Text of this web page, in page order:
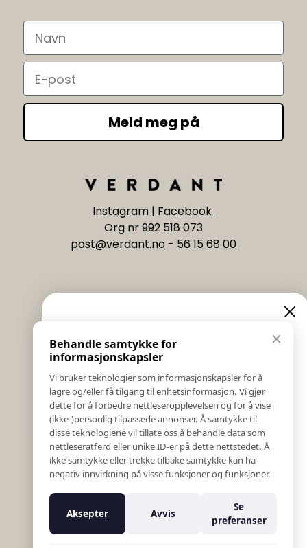
Navn
Email
Meld meg på
Instagram | Facebook
Org nr 992 518 073
post@verdant.no - 56 15 68 00
Informasjon
Salgs & Leveringsbetingelser
Registrer reklamasjon eller retur
Kontakt Oss
Bildebank
Følg Oss
Prislister
Etiske Retningslinjer
Åpenhetsloven
Varsling om kritikkverdige forhold
✕
Behandle samtykke for
informasjonskapsler
Vi bruker teknologier som informasjonskapsler for å
lagre og/eller få tilgang til enhetsinformasjon. Vi gjør
dette for å forbedre nettleseropplevelsen og for å vise
(ikke-)personlig tilpassede annonser. Å samtykke til
disse teknologiene vil tillate oss å behandle data som
nettleseratferd eller unike ID-er på dette nettstedet. Å
ikke samtykke eller trekke tilbake samtykke kan ha
negativ innvirkning på visse funksjoner og funksjoner.
Aksepter Avvis
Se
preferanser
Eksklusive nyheter og
tilbud
Meld deg på vårt nyhetsbrev og hold deg oppdatert!
Her får du innblikk i nyheter, kampanjer og
konkurranser.
E-post